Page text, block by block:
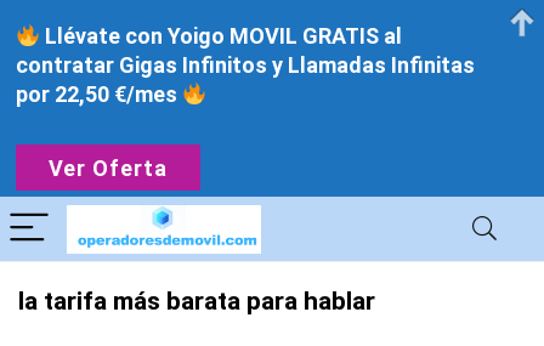
la tarifa más barata para hablar
Llévate con Yoigo MOVIL GRATIS al
contratar Gigas Infinitos y Llamadas Infinitas
por 22,50 €/mes
Ver Oferta